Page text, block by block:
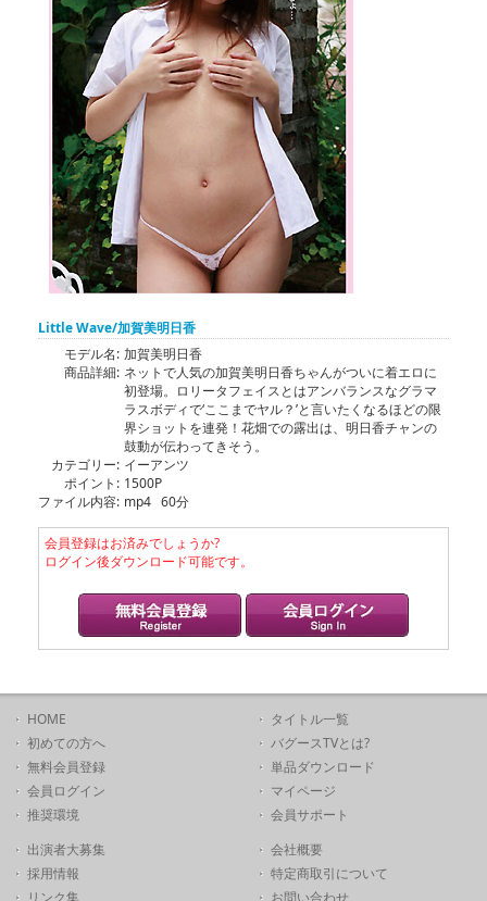
Little Wave/加賀美明日香
モデル名: 加賀美明日香
商品詳細: ネットで人気の加賀美明日香ちゃんがついに着エロに
初登場。ロリータフェイスとはアンバランスなグラマ
ラスボディで‘ここまでヤル？’と言いたくなるほどの限
界ショットを連発！花畑での露出は、明日香チャンの
鼓動が伝わってきそう。
カテゴリー: イーアンツ
ポイント: 1500P
ファイル内容: mp4 60分
会員登録はお済みでしょうか?
ログイン後ダウンロード可能です。
HOME
初めての方へ
無料会員登録
会員ログイン
推奨環境
タイトル一覧
バグースTVとは?
単品ダウンロード
マイページ
会員サポート
出演者大募集
採用情報
リンク集
会社概要
特定商取引について
お問い合わせ